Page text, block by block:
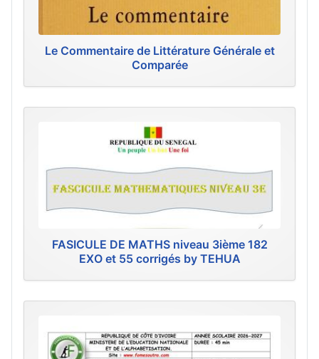
Le Commentaire de Littérature Générale et
Comparée
FASICULE DE MATHS niveau 3ième 182
EXO et 55 corrigés by TEHUA